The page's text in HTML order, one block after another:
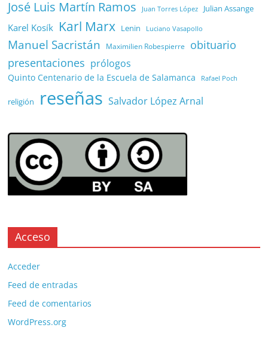
José Luis Martín Ramos Juan Torres López Julian Assange
Karel Kosík Karl Marx Lenin Luciano Vasapollo
Manuel Sacristán Maximilien Robespierre
obituario
presentaciones prólogos
Quinto Centenario de la Escuela de Salamanca Rafael Poch
religión reseñas Salvador López Arnal
Acceso
Acceder
Feed de entradas
Feed de comentarios
WordPress.org